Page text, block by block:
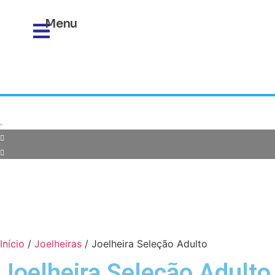
Menu
Início / Joelheiras / Joelheira Seleção Adulto